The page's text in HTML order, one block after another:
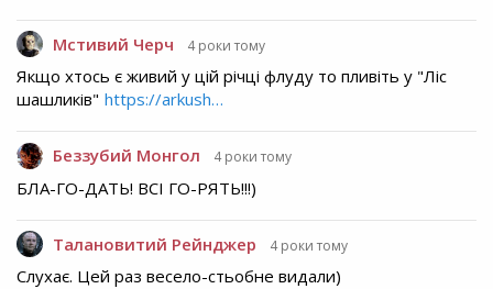
Мстивий Черч 4 роки тому
Якщо хтось є живий у цій річці флуду то пливіть у "Ліс
шашликів" https://arkush…
Беззубий Монгол 4 роки тому
БЛА-ГО-ДАТЬ! ВСІ ГО-РЯТЬ!!!)
Талановитий Рейнджер 4 роки тому
Слухає. Цей раз весело-стьобне видали)